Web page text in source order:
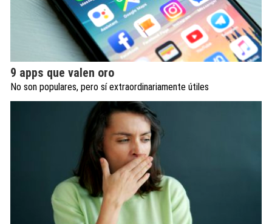
9 apps que valen oro
No son populares, pero sí extraordinariamente útiles